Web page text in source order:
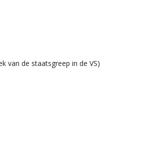
van de staatsgreep in de VS)